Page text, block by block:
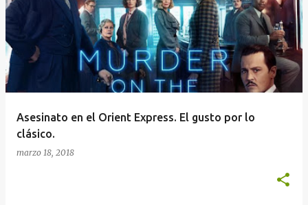
Asesinato en el Orient Express. El gusto por lo
clásico.
marzo 18, 2018